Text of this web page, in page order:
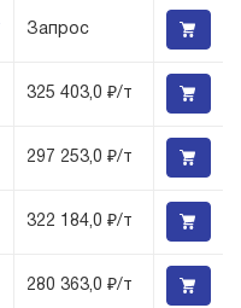
Запрос
325 403,0 ₽/т
297 253,0 ₽/т
322 184,0 ₽/т
280 363,0 ₽/т